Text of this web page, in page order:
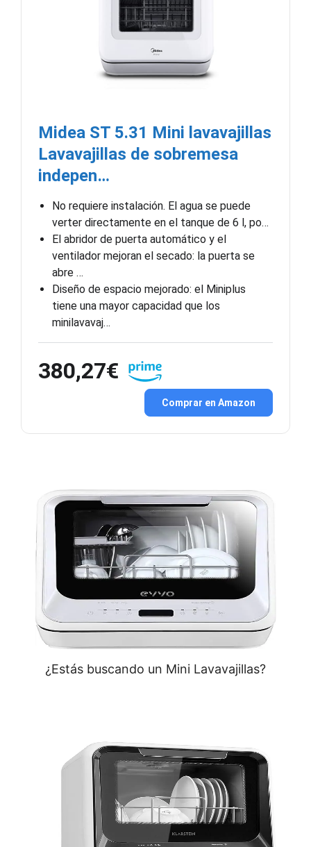
Midea ST 5.31 Mini lavavajillas
Lavavajillas de sobremesa
indepen…
No requiere instalación. El agua se puede
verter directamente en el tanque de 6 l, po…
El abridor de puerta automático y el
ventilador mejoran el secado: la puerta se
abre …
Diseño de espacio mejorado: el Miniplus
tiene una mayor capacidad que los
minilavavaj…
380,27€
Comprar en Amazon
¿Estás buscando un Mini Lavavajillas?